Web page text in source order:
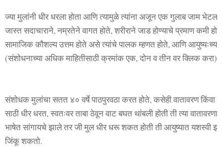
ज्या मुलांनी धीर धरला होता आणि त्यामुळे त्यांना अजून एक गुलाब जाम भेटला
जास्त सदाचाराने, नम्रतेने वागत होते, शरीराने जाड होण्याचे प्रमाण कमी
सामाजिक कौशल्य उत्तम होते असे त्यांचे पालक म्हणत होते, आणि आयुष्यःच्या
(संशोधनाच्या अधिक माहितीसाठी क्रमांक एक, दोन व तीन वर क्लिक करा)
संशोधक मुलांचा सतत ४० वर्षे पाठपुरवठा करत होते, कसेही वातावरण किंवा
साठी धीर धरत, स्वतःवर ताबा ठेवून वाट बघत थांबली होती ती त्या
भाषेत सांगायचे झाले तर जी मुल धीर धरू शकत होती ती आयुष्यात यशस्वी
जिंकू शकतो.